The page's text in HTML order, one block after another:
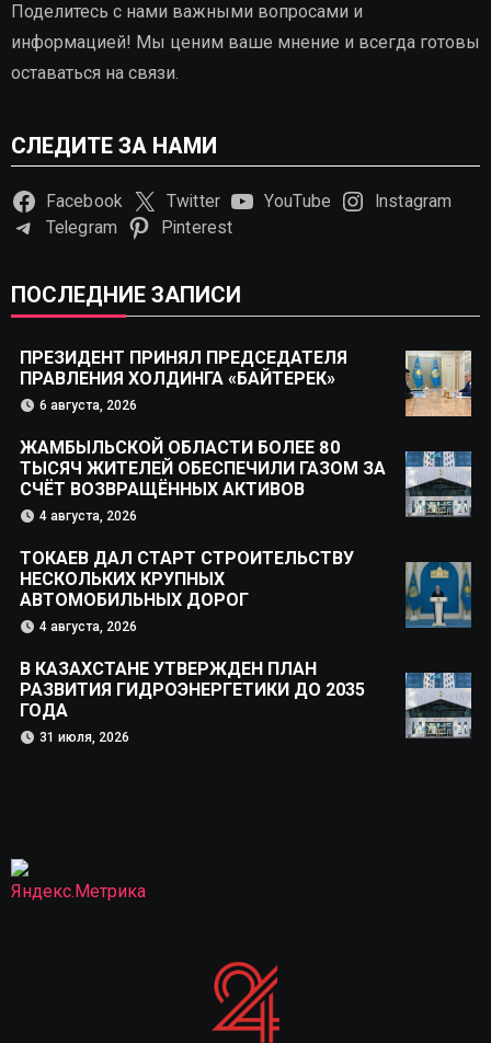
Поделитесь с нами важными вопросами и
информацией! Мы ценим ваше мнение и всегда готовы
оставаться на связи.
СЛЕДИТЕ ЗА НАМИ
Facebook Twitter YouTube
Instagram
Telegram
Pinterest
ПОСЛЕДНИЕ ЗАПИСИ
ПРЕЗИДЕНТ ПРИНЯЛ ПРЕДСЕДАТЕЛЯ
ПРАВЛЕНИЯ ХОЛДИНГА «БАЙТЕРЕК»
6 августа, 2026
ЖАМБЫЛЬСКОЙ ОБЛАСТИ БОЛЕЕ 80
ТЫСЯЧ ЖИТЕЛЕЙ ОБЕСПЕЧИЛИ ГАЗОМ ЗА
СЧЁТ ВОЗВРАЩЁННЫХ АКТИВОВ
4 августа, 2026
ТОКАЕВ ДАЛ СТАРТ СТРОИТЕЛЬСТВУ
НЕСКОЛЬКИХ КРУПНЫХ
АВТОМОБИЛЬНЫХ ДОРОГ
4 августа, 2026
В КАЗАХСТАНЕ УТВЕРЖДЕН ПЛАН
РАЗВИТИЯ ГИДРОЭНЕРГЕТИКИ ДО 2035
ГОДА
31 июля, 2026